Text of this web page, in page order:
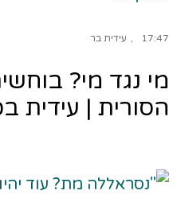
17:47 עידית בר
מי נגד מי?
הסורית | עידית